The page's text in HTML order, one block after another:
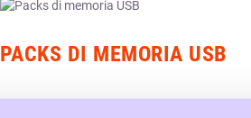
PACKS DI MEMORIA USB